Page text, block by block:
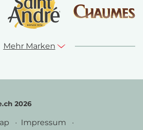
Mehr Marken
2026
Impressum